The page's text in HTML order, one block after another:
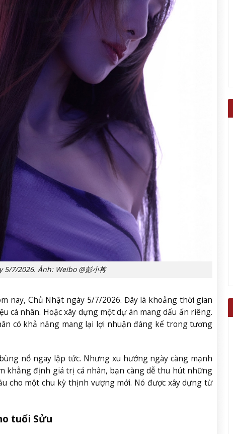
7/2026. Ảnh: Weibo @彭小苒
nay, Chủ Nhật ngày 5/7/2026. Đây là khoảng thời gian
nhân. Hoặc xây dựng một dự án mang dấu ấn riêng.
có khả năng mang lại lợi nhuận đáng kể trong tương
nổ ngay lập tức. Nhưng xu hướng ngày càng mạnh
khẳng định giá trị cá nhân, bạn càng dễ thu hút những
cho một chu kỳ thịnh vượng mới. Nó được xây dựng từ
tuổi Sửu